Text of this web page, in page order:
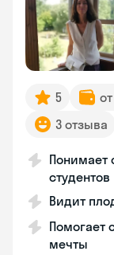
5
3 отзыва
Понимает
студентов
Видит
Помогает
мечты